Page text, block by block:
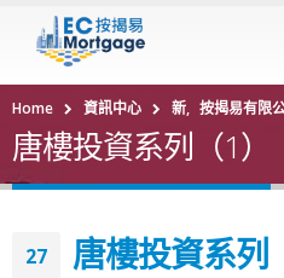
Home 資訊中心 新, 按揭易有限
唐樓投資系列（1）
27 唐樓投資系列